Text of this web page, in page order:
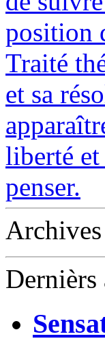
position
Traité
et sa
liberté et
penser.
Archives